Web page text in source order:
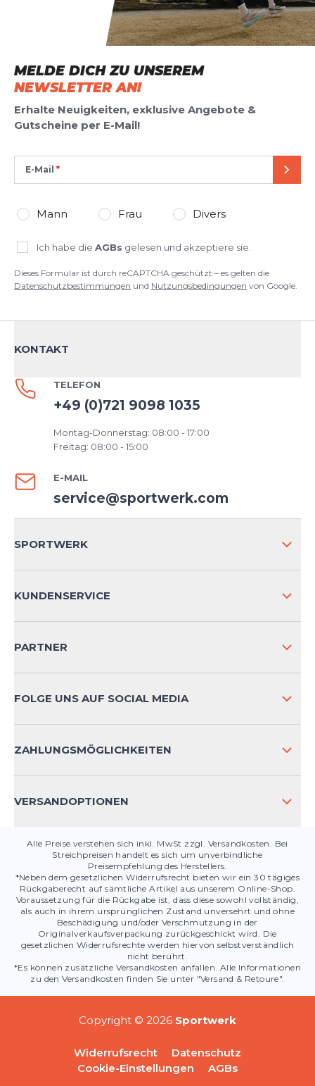
MELDE DICH ZU UNSEREM
NEWSLETTER AN!
Erhalte Neuigkeiten, exklusive Angebote &
Gutscheine per E-Mail!
E-Mail
Mann Frau Divers
Ich habe die AGBs gelesen und akzeptiere sie.
Dieses Formular ist durch reCAPTCHA geschützt – es gelten die
Datenschutzbestimmungen und Nutzungsbedingungen von Google.
KONTAKT
TELEFON
+49 (0)721 9098 1035
Montag-Donnerstag: 08:00 - 17:00
Freitag: 08:00 - 15:00
E-MAIL
service@sportwerk.com
SPORTWERK
KUNDENSERVICE
KONTAKT
PRODUKTSICHERHEIT
PARTNER
FOLGE UNS AUF SOCIAL MEDIA
ZAHLUNGSMÖGLICHKEITEN
VERSANDOPTIONEN
Alle Preise verstehen sich inkl. MwSt zzgl. Versandkosten. Bei
Streichpreisen handelt es sich um unverbindliche
Preisempfehlung des Herstellers.
*Neben dem gesetzlichen Widerrufsrecht bieten wir ein 30 tägiges
Rückgaberecht auf sämtliche Artikel aus unserem Online-Shop.
Voraussetzung für die Rückgabe ist, dass diese sowohl vollständig,
als auch in ihrem ursprünglichen Zustand unversehrt und ohne
Beschädigung und/oder Verschmutzung in der
Originalverkaufsverpackung zurückgeschickt wird. Die
gesetzlichen Widerrufsrechte werden hiervon selbstverständlich
nicht berührt.
*Es können zusätzliche Versandkosten anfallen. Alle Informationen
zu den Versandkosten finden Sie unter "Versand & Retoure".
Copyright © 2026 Sportwerk
Widerrufsrecht
Datenschutz
Cookie-Einstellungen
AGBs